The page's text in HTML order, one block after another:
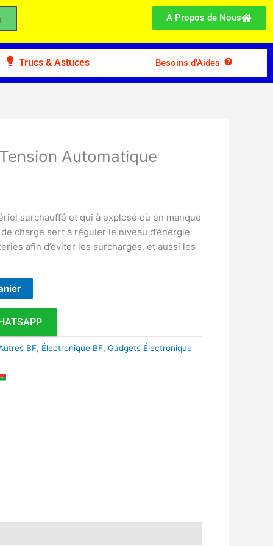
À Propos de Nous
Trucs & Astuces Besoins d’Aides
Automatique
surchauffé et qui à explosé où en manque
charge sert à réguler le niveau d’énergie
afin d’éviter les surcharges, et aussi les
BF, Électronique BF,Gadgets Électronique